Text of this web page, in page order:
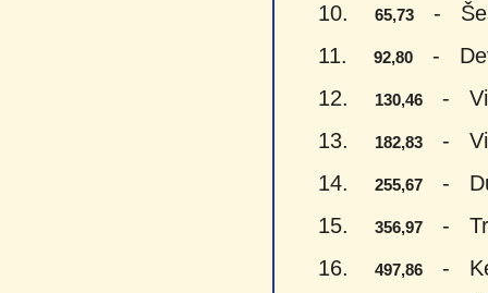
10.
65,73
-
11.
92,80
-
12.
130,46
-
13.
182,83
-
14.
255,67
- Du
15.
356,97
-
16.
497,86
-